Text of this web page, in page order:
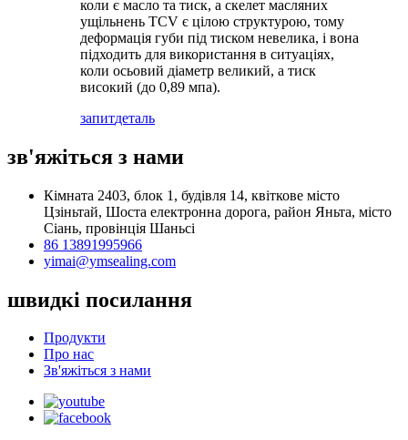
коли є масло та тиск, а скелет масляних
ущільнень TCV є цілою структурою, тому
деформація губи під тиском невелика, і вона
підходить для використання в ситуаціях,
коли осьовий діаметр великий, а тиск
високий (до 0,89 мпа).
запитдеталь
зв'яжіться з нами
Кімната 2403, блок 1, будівля 14, квіткове місто
Цзіньтай, Шоста електронна дорога, район Яньта, місто
Сіань, провінція Шаньсі
86 13891995966
yimai@ymsealing.com
швидкі посилання
Продукти
Про нас
Зв'яжіться з нами